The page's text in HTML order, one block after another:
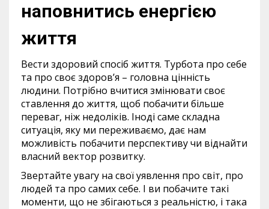
наповнитись енергією
життя
Вести здоровий спосіб життя. Турбота про себе
та про своє здоров’я – головна цінність
людини. Потрібно вчитися змінювати своє
ставлення до життя, щоб побачити більше
переваг, ніж недоліків. Іноді саме складна
ситуація, яку ми переживаємо, дає нам
можливість побачити перспективу чи віднайти
власний вектор розвитку.
Звертайте увагу на свої уявлення про світ, про
людей та про самих себе. І ви побачите такі
моменти, що не збігаються з реальністю, і така